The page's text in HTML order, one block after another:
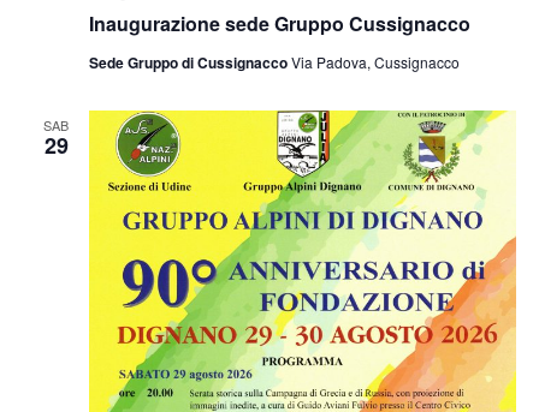
Inaugurazione sede Gruppo Cussignacco
Sede Gruppo di CussignaccoVia Padova, Cussignacco
SAB
29